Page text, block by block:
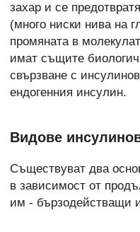
захар и се
(много ниски нива на
промяната в
имат същите
свързване с
ендогенния инсулин.
Видове
Съществуват два
в зависимост от
им - бързодействащи